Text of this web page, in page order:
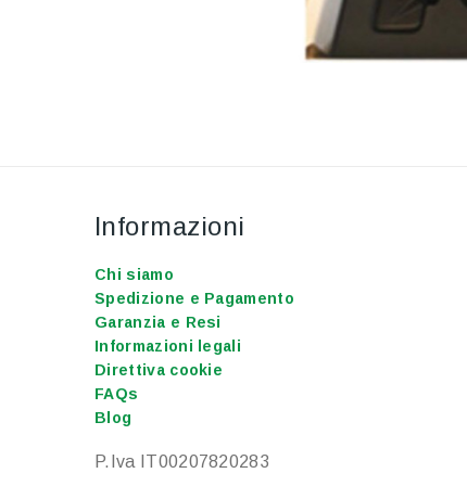
Informazioni
Chi siamo
Spedizione e Pagamento
Garanzia e Resi
Informazioni legali
Direttiva cookie
FAQs
Blog
P.Iva IT00207820283